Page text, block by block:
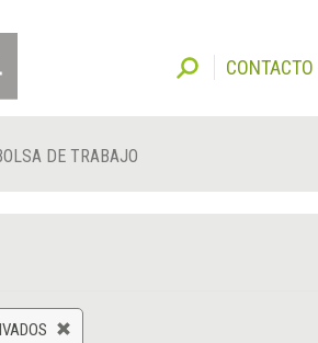
CONTACTO
DE TRABAJO